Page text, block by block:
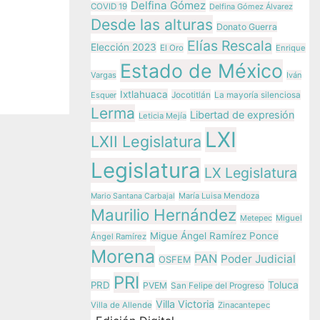
COVID 19 Delfina Gómez Delfina Gómez Álvarez
Desde las alturas Donato Guerra
Elección 2023 El Oro Elías Rescala Enrique
Vargas Estado de México Iván
Esquer Ixtlahuaca Jocotitlán La mayoría silenciosa
Lerma Leticia Mejía Libertad de expresión
LXII Legislatura LXI
Legislatura LX Legislatura
Mario Santana Carbajal María Luisa Mendoza
Maurilio Hernández Metepec Miguel
Ángel Ramírez Migue Ángel Ramírez Ponce
Morena OSFEM PAN Poder Judicial
PRD PRI PVEM San Felipe del Progreso Toluca
Villa de Allende Villa Victoria Zinacantepec